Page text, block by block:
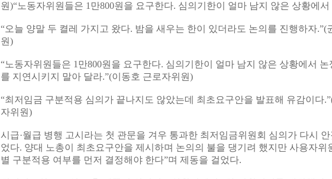
원)“노동자위원들은 1만800원을 요구한다. 심의기한이 얼마 남지 않은 상황에서
“오늘 양말 두 켤레 가지고 왔다. 밤을 새우는 한이 있더라도 논의를 진행하자.”(
원)
“노동자위원들은 1만800원을 요구한다. 심의기한이 얼마 남지 않은 상황에서 논
를 지연시키지 말아 달라.”(이동호 근로자위원)
“최저임금 구분적용 심의가 끝나지도 않았는데 최초요구안을 발표해 유감이다
자위원)
시급·월급 병행 고시라는 첫 관문을 겨우 통과한 최저임금위원회 심의가 다시
었다. 양대 노총이 최초요구안을 제시하며 논의의 불을 댕기려 했지만 사용자위
별 구분적용 여부를 먼저 결정해야 한다”며 제동을 걸었다.